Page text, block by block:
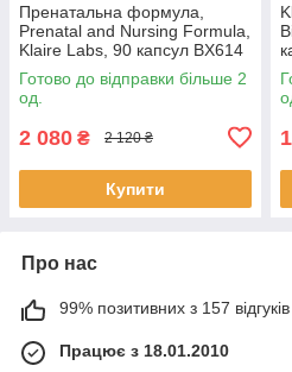
Пренатальна формула,
Prenatal and Nursing Formula,
Klaire Labs, 90 капсул BX614
Готово до відправки більше 2
од.
2 080 ₴ 2 120 ₴
Купити
Про нас
99% позитивних з 157 відгуків
Працює з 18.01.2010